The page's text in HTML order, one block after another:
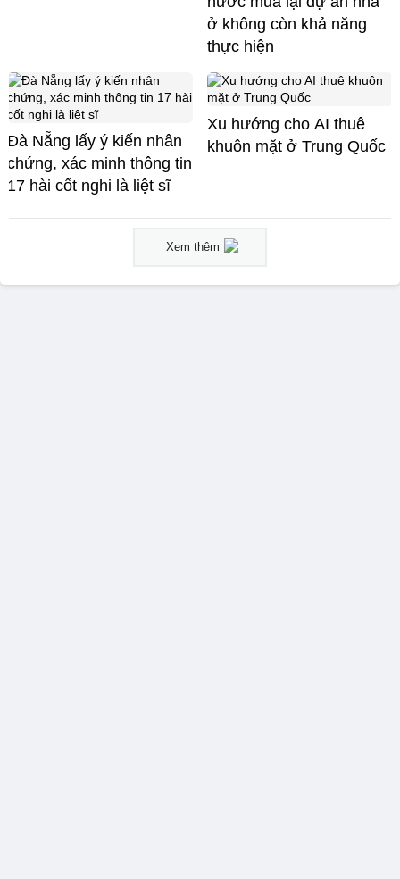
ở không còn khả năng
thực hiện
Đà Nẵng lấy ý kiến nhân
chứng, xác minh thông tin
17 hài cốt nghi là liệt sĩ
Xu hướng cho AI thuê
khuôn mặt ở Trung Quốc
Xem thêm